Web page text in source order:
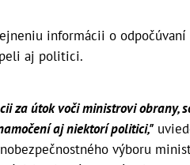
informácii o
aj politici.
za útok voči ministrovi obrany,
aj niektorí politici,"
výboru